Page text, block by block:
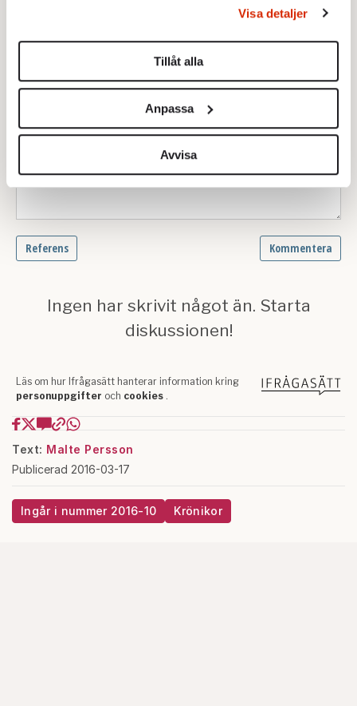
Du kan ändra eller dra tillbaka ditt samtycke när som
helst från cookie-förklaringen.
Vi använder enhetsidentifierare för att anpassa innehållet
för sociala medier och analysera vår trafik. Vi
vidarebefordrar även sådana identifierare och annan
information från din enhet till de sociala medier och
annons- och analysföretag som vi samarbetar med.
Om du vill läsa mer om hur vi hanterar personuppgifter
Visa detaljer
Tillåt alla
Anpassa
Avvisa
Text: Malte Persson
Publicerad 2016-03-17
Ingår i nummer 2016-10 Krönikor